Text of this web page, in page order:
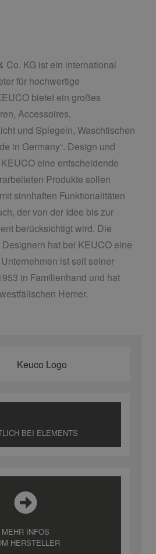
Co. KG ist ein international
für hochwertige
bietet ein großes
Accessoires,
und Spiegeln, Waschtischen
in Germany“. Design und
eine entscheidende
Produkte sollen
sinnhaften Funktionalitäten
der von der Idee bis zur
berücksichtigt wird. Die
hat bei KEUCO eine
ist seit seiner
in Familienhand und hat
Hemer.
BEI ELEMENTS
MEHR INFOS
HERSTELLER